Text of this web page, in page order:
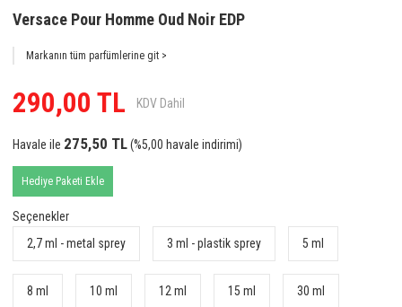
Versace Pour Homme Oud Noir EDP
Markanın tüm parfümlerine git >
290,00 TL KDV Dahil
Havale ile 275,50 TL(%5,00 havale indirimi)
Hediye Paketi Ekle
Seçenekler
2,7 ml - metal sprey
3 ml - plastik sprey 5 ml
8 ml 10 ml 12 ml 15 ml 30 ml